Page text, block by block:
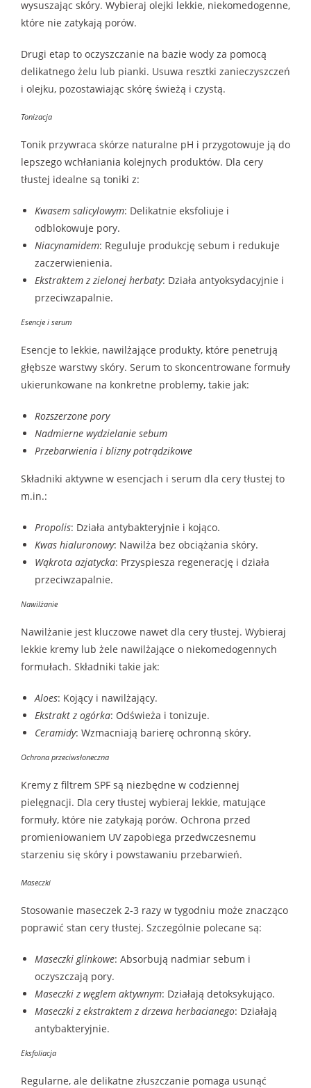
wysuszając skóry. Wybieraj olejki lekkie, niekomedogenne,
które nie zatykają porów.
Drugi etap to oczyszczanie na bazie wody za pomocą
delikatnego żelu lub pianki. Usuwa resztki zanieczyszczeń
i olejku, pozostawiając skórę świeżą i czystą.
Tonizacja
Tonik przywraca skórze naturalne pH i przygotowuje ją do
lepszego wchłaniania kolejnych produktów. Dla cery
tłustej idealne są toniki z:
Kwasem salicylowym: Delikatnie eksfoliuje i
odblokowuje pory.
Niacynamidem: Reguluje produkcję sebum i redukuje
zaczerwienienia.
Ekstraktem z zielonej herbaty: Działa antyoksydacyjnie i
przeciwzapalnie.
Esencje i serum
Esencje to lekkie, nawilżające produkty, które penetrują
głębsze warstwy skóry. Serum to skoncentrowane formuły
ukierunkowane na konkretne problemy, takie jak:
Rozszerzone pory
Nadmierne wydzielanie sebum
Przebarwienia i blizny potrądzikowe
Składniki aktywne w esencjach i serum dla cery tłustej to
m.in.:
Propolis: Działa antybakteryjnie i kojąco.
Kwas hialuronowy: Nawilża bez obciążania skóry.
Wąkrota azjatycka: Przyspiesza regenerację i działa
przeciwzapalnie.
Nawilżanie
Nawilżanie jest kluczowe nawet dla cery tłustej. Wybieraj
lekkie kremy lub żele nawilżające o niekomedogennych
formułach. Składniki takie jak:
Aloes: Kojący i nawilżający.
Ekstrakt z ogórka: Odświeża i tonizuje.
Ceramidy: Wzmacniają barierę ochronną skóry.
Ochrona przeciwsłoneczna
Kremy z filtrem SPF są niezbędne w codziennej
pielęgnacji. Dla cery tłustej wybieraj lekkie, matujące
formuły, które nie zatykają porów. Ochrona przed
promieniowaniem UV zapobiega przedwczesnemu
starzeniu się skóry i powstawaniu przebarwień.
Maseczki
Stosowanie maseczek 2-3 razy w tygodniu może znacząco
poprawić stan cery tłustej. Szczególnie polecane są:
Maseczki glinkowe: Absorbują nadmiar sebum i
oczyszczają pory.
Maseczki z węglem aktywnym: Działają detoksykująco.
Maseczki z ekstraktem z drzewa herbacianego: Działają
antybakteryjnie.
Eksfoliacja
Regularne, ale delikatne złuszczanie pomaga usunąć